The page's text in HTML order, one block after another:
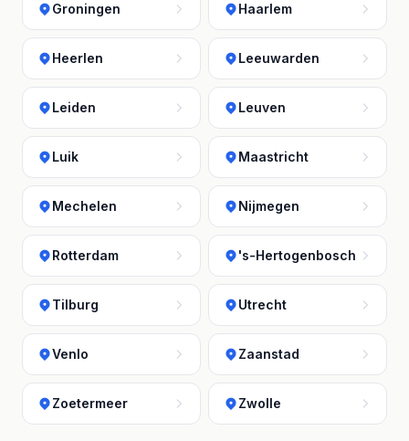
Groningen Haarlem
Heerlen Leeuwarden
Leiden Leuven
Luik Maastricht
Mechelen Nijmegen
Rotterdam 's-Hertogenbosch
Tilburg Utrecht
Venlo Zaanstad
Zoetermeer Zwolle